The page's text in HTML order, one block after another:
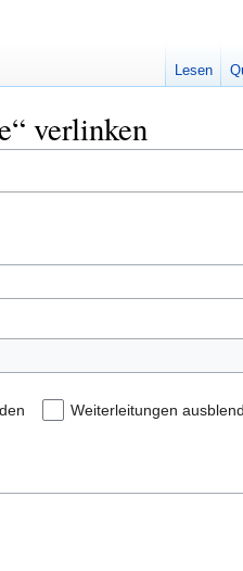
verlinken
Weiterleitungen
Lesen